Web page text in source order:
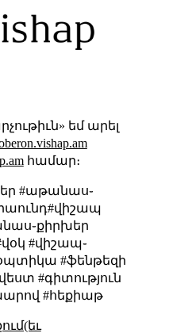
եմ արել
համար։
#աթանաս֊
#վիշապ֊
#ֆենթեզի
#գիտություն
#հեքիաթ